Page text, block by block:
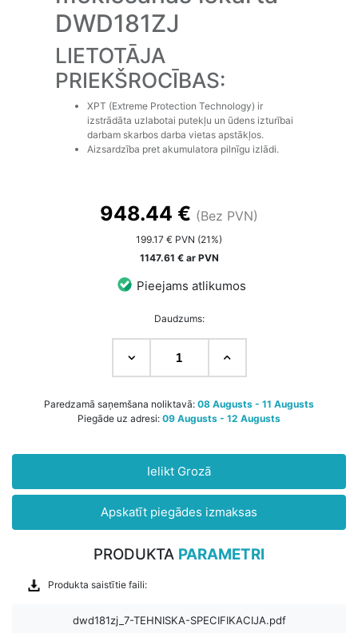
DWD181ZJ
LIETOTĀJA
PRIEKŠROCĪBAS:
XPT (Extreme Protection Technology) ir
izstrādāta uzlabotai putekļu un ūdens izturībai
darbam skarbos darba vietas apstākļos.
Aizsardzība pret akumulatora pilnīgu izlādi.
948.44 € (Bez PVN)
199.17 € PVN (21%)
1147.61 € ar PVN
Pieejams atlikumos
Daudzums:
Paredzamā saņemšana noliktavā: 08 Augusts - 11 Augusts
Piegāde uz adresi: 09 Augusts - 12 Augusts
Ielikt Grozā
Apskatīt piegādes izmaksas
PRODUKTA PARAMETRI
Produkta saistītie faili:
dwd181zj_7-TEHNISKA-SPECIFIKACIJA.pdf